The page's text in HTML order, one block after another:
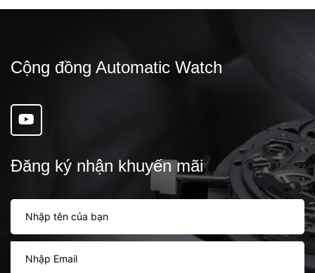
Cộng đồng Automatic Watch
Đăng ký nhận khuyến mãi